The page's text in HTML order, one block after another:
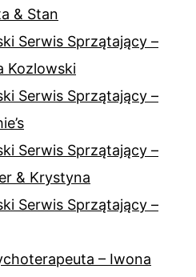
& Stan
Serwis Sprzątający –
Kozlowski
Serwis Sprzątający –
Serwis Sprzątający –
& Krystyna
Serwis Sprzątający –
– Iwona